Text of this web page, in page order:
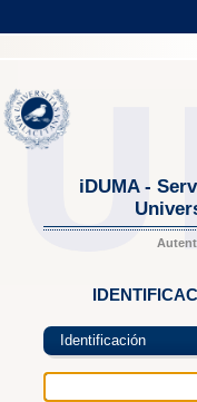
iDUMA -
Identificación